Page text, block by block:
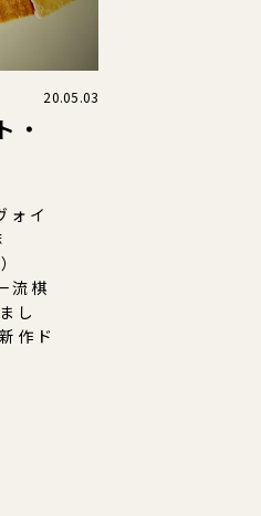
20.05.03
・
ォイ
流棋
し
作ド